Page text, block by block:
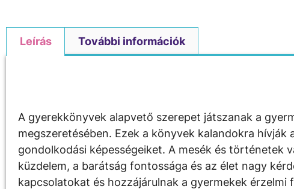
Leírás További információk
A gyerekkönyvek alapvető szerepet játszanak a
megszeretésében. Ezek a könyvek kalandokra
gondolkodási képességeiket. A mesék és történetek
küzdelem, a barátság fontossága és az élet nagy
kapcsolatokat és hozzájárulnak a gyermekek érzelmi